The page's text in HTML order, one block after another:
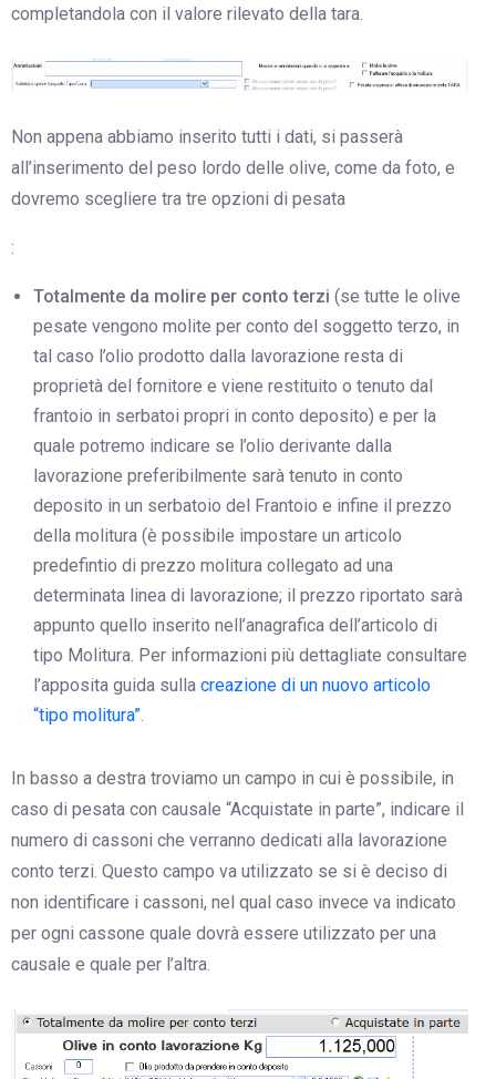
completandola con il valore rilevato della tara.
Non appena abbiamo inserito tutti i dati, si passerà
all’inserimento del peso lordo delle olive, come da foto, e
dovremo scegliere tra tre opzioni di pesata
:
Totalmente da molire per conto terzi (se tutte le olive
pesate vengono molite per conto del soggetto terzo, in
tal caso l’olio prodotto dalla lavorazione resta di
proprietà del fornitore e viene restituito o tenuto dal
frantoio in serbatoi propri in conto deposito) e per la
quale potremo indicare se l’olio derivante dalla
lavorazione preferibilmente sarà tenuto in conto
deposito in un serbatoio del Frantoio e infine il prezzo
della molitura (è possibile impostare un articolo
predefintio di prezzo molitura collegato ad una
determinata linea di lavorazione; il prezzo riportato sarà
appunto quello inserito nell’anagrafica dell’articolo di
tipo Molitura. Per informazioni più dettagliate consultare
l’apposita guida sulla creazione di un nuovo articolo
“tipo molitura”
In basso a destra troviamo un campo in cui è possibile, in
caso di pesata con causale “Acquistate in parte”, indicare il
numero di cassoni che verranno dedicati alla lavorazione
conto terzi. Questo campo va utilizzato se si è deciso di
non identificare i cassoni, nel qual caso invece va indicato
per ogni cassone quale dovrà essere utilizzato per una
causale e quale per l’altra.